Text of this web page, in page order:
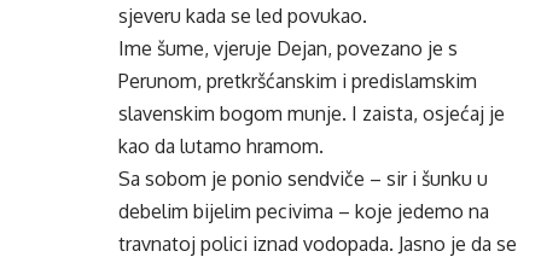
sjeveru kada se led povukao.
Ime šume, vjeruje Dejan, povezano je s
Perunom, pretkršćanskim i predislamskim
slavenskim bogom munje. I zaista, osjećaj je
kao da lutamo hramom.
Sa sobom je ponio sendviče – sir i šunku u
debelim bijelim pecivima – koje jedemo na
travnatoj polici iznad vodopada. Jasno je da se